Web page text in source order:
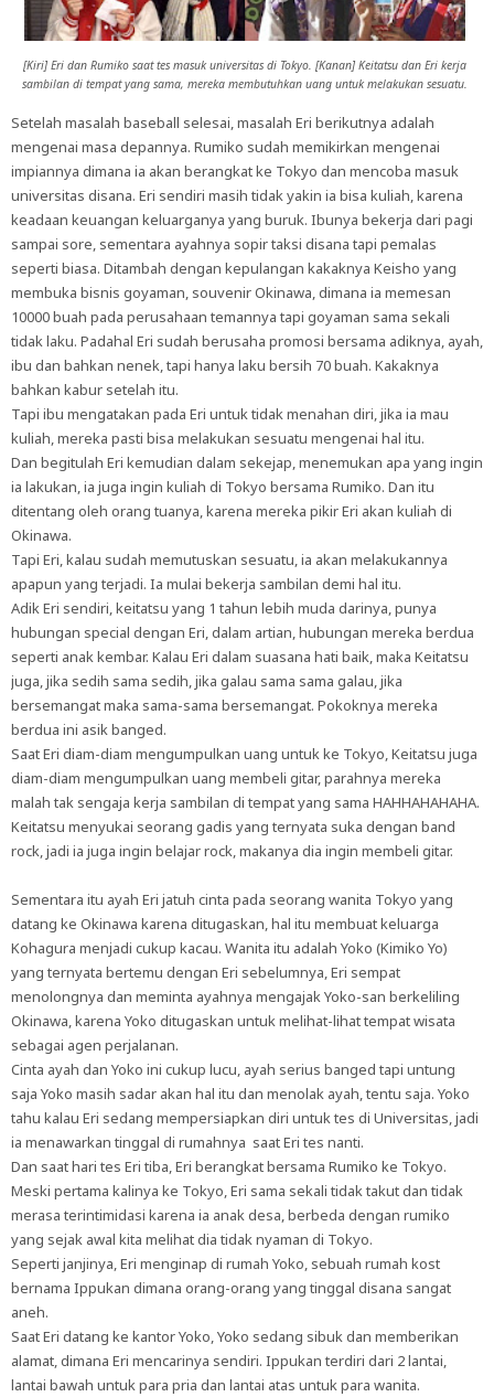
[Kiri] Eri dan Rumiko saat tes masuk universitas di Tokyo. [Kanan] Keitatsu dan Eri kerja
sambilan di tempat yang sama, mereka membutuhkan uang untuk melakukan sesuatu.
Setelah masalah baseball selesai, masalah Eri berikutnya adalah
mengenai masa depannya. Rumiko sudah memikirkan mengenai
impiannya dimana ia akan berangkat ke Tokyo dan mencoba masuk
universitas disana. Eri sendiri masih tidak yakin ia bisa kuliah, karena
keadaan keuangan keluarganya yang buruk. Ibunya bekerja dari pagi
sampai sore, sementara ayahnya sopir taksi disana tapi pemalas
seperti biasa. Ditambah dengan kepulangan kakaknya Keisho yang
membuka bisnis goyaman, souvenir Okinawa, dimana ia memesan
10000 buah pada perusahaan temannya tapi goyaman sama sekali
tidak laku. Padahal Eri sudah berusaha promosi bersama adiknya, ayah,
ibu dan bahkan nenek, tapi hanya laku bersih 70 buah. Kakaknya
bahkan kabur setelah itu.
Tapi ibu mengatakan pada Eri untuk tidak menahan diri, jika ia mau
kuliah, mereka pasti bisa melakukan sesuatu mengenai hal itu.
Dan begitulah Eri kemudian dalam sekejap, menemukan apa yang ingin
ia lakukan, ia juga ingin kuliah di Tokyo bersama Rumiko. Dan itu
ditentang oleh orang tuanya, karena mereka pikir Eri akan kuliah di
Okinawa.
Tapi Eri, kalau sudah memutuskan sesuatu, ia akan melakukannya
apapun yang terjadi. Ia mulai bekerja sambilan demi hal itu.
Adik Eri sendiri, keitatsu yang 1 tahun lebih muda darinya, punya
hubungan special dengan Eri, dalam artian, hubungan mereka berdua
seperti anak kembar. Kalau Eri dalam suasana hati baik, maka Keitatsu
juga, jika sedih sama sedih, jika galau sama sama galau, jika
bersemangat maka sama-sama bersemangat. Pokoknya mereka
berdua ini asik banged.
Saat Eri diam-diam mengumpulkan uang untuk ke Tokyo, Keitatsu juga
diam-diam mengumpulkan uang membeli gitar, parahnya mereka
malah tak sengaja kerja sambilan di tempat yang sama HAHHAHAHAHA.
Keitatsu menyukai seorang gadis yang ternyata suka dengan band
rock, jadi ia juga ingin belajar rock, makanya dia ingin membeli gitar.
Sementara itu ayah Eri jatuh cinta pada seorang wanita Tokyo yang
datang ke Okinawa karena ditugaskan, hal itu membuat keluarga
Kohagura menjadi cukup kacau. Wanita itu adalah Yoko (Kimiko Yo)
yang ternyata bertemu dengan Eri sebelumnya, Eri sempat
menolongnya dan meminta ayahnya mengajak Yoko-san berkeliling
Okinawa, karena Yoko ditugaskan untuk melihat-lihat tempat wisata
sebagai agen perjalanan.
Cinta ayah dan Yoko ini cukup lucu, ayah serius banged tapi untung
saja Yoko masih sadar akan hal itu dan menolak ayah, tentu saja. Yoko
tahu kalau Eri sedang mempersiapkan diri untuk tes di Universitas, jadi
ia menawarkan tinggal di rumahnya saat Eri tes nanti.
Dan saat hari tes Eri tiba, Eri berangkat bersama Rumiko ke Tokyo.
Meski pertama kalinya ke Tokyo, Eri sama sekali tidak takut dan tidak
merasa terintimidasi karena ia anak desa, berbeda dengan rumiko
yang sejak awal kita melihat dia tidak nyaman di Tokyo.
Seperti janjinya, Eri menginap di rumah Yoko, sebuah rumah kost
bernama Ippukan dimana orang-orang yang tinggal disana sangat
aneh.
Saat Eri datang ke kantor Yoko, Yoko sedang sibuk dan memberikan
alamat, dimana Eri mencarinya sendiri. Ippukan terdiri dari 2 lantai,
lantai bawah untuk para pria dan lantai atas untuk para wanita.